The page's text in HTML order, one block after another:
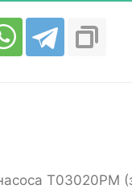
T03020PM